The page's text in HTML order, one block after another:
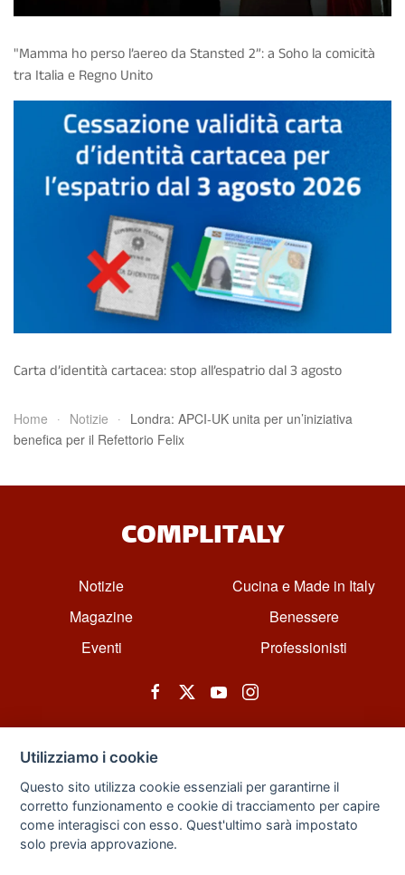
"Mamma ho perso l’aereo da Stansted 2”: a Soho la comicità
tra Italia e Regno Unito
Carta d’identità cartacea: stop all’espatrio dal 3 agosto
Home Notizie
Londra: APCI-UK unita per un’iniziativa
benefica per il Refettorio Felix
COMPLITALY
Notizie
Magazine
Eventi
Cucina e Made in Italy
Benessere
Professionisti
© All rights reserved. Powered by Zarix Solution LTD, Forest House
Business Centre, 8 Gainsborough Road, London, England, E11 1HT.
Utilizziamo i cookie
Questo sito utilizza cookie essenziali per garantirne il
corretto funzionamento e cookie di tracciamento per capire
come interagisci con esso. Quest'ultimo sarà impostato
solo previa approvazione.